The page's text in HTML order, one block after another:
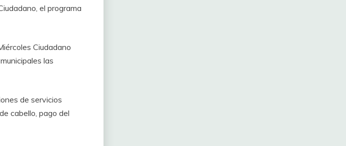
el programa
Ciudadano
las
de servicios
cabello, pago del